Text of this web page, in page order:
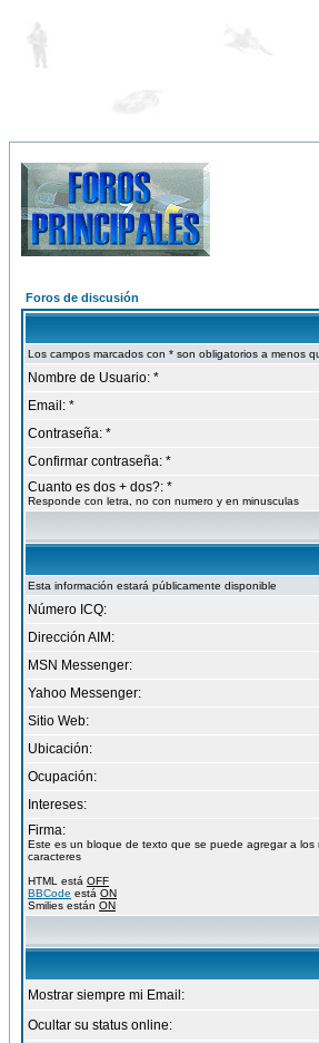
Foros de discusión
Los campos marcados con * son obligatorios a menos
Nombre de Usuario: *
Email: *
Contraseña: *
Confirmar contraseña: *
Cuanto es dos + dos?: *
Responde con letra, no con numero y en minusculas
Esta información estará públicamente disponible
Número ICQ:
Dirección AIM:
MSN Messenger:
Yahoo Messenger:
Sitio Web:
Ubicación:
Ocupación:
Intereses:
Firma:
Este es un bloque de texto que se puede agregar a
caracteres
HTML está OFF
BBCode está ON
Smilies están ON
Mostrar siempre mi Email:
Ocultar su status online: